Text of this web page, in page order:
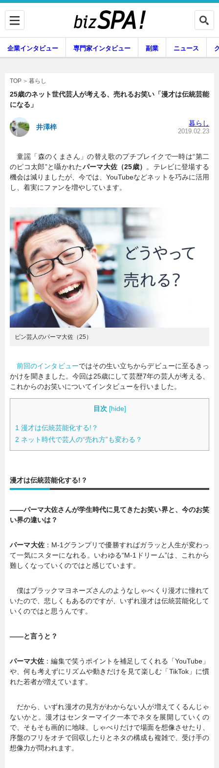
専門家インタビュー
副業 ニュース
暮らし
連載一覧
企業インタビュー 専門家インタビュー 副業 ニュース
TOP 暮らし
25歳のネット世代芸人が考える、売れるお笑い「漫才は伝統芸能
になる」
井澤梓 暮らし
2019.02.23
童謡「森のくまさん」の替え歌のプチブレイクで一時は“第二
のピコ太郎”と囁かれたパーマ大佐（25歳） 。テレビに登場する
機会は減りましたが、今では、YouTubeなどネットを巧みに活用
し、着実にファンを増やしています。
ピン芸人のパーマ大佐（25）
前回のインタビューではその生い立ちからデビューに至るきっ
かけを聞きました。今回は25歳にして芸歴7年の芸人が考える、
これからのお笑いについてインタビューを行いました。
目次 [hide]
1 漫才は伝統芸能化する!？
2 ネット時代で芸人の“売れ方”も変わる？
漫才は伝統芸能化する!？
――パーマ大佐さんが学生時代に見てきたお笑い界と、今のお笑
い界の違いは？
パーマ大佐：M-1グランプリで優勝すればガラッと人生が変わっ
て一気にスターになれる。いわゆる“M-1ドリーム”は、これから
難しくなっていくのではと感じています。
僕はブラックマヨネーズさんのようなしゃべくり漫才に憧れて
いたので、悲しくもあるのですが、いずれ漫才は伝統芸能化して
いくのではと思うんです。
――と言うと？
パーマ大佐 ：編集で笑うポイントを補足してくれる「YouTube」
や、何も考えずにリズムや動きだけを見て楽しむ「TikTok」に慣
れた若者が増えています。
だから、いずれ漫才の見方がわからない人が増えてくるんじゃ
ないかと。漫才はセンターマイク一本でネタを展開していくの
で、そもそも画的に地味。しゃべりだけで場面を想像させたり、
序盤のフリをオチで回収したりとネタの構成も複雑で、受け手の
想像力が問われます。